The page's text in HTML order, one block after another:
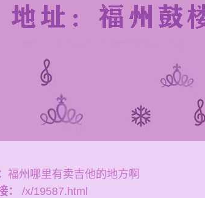
福州哪里有卖吉他的地方啊
：
/x/19587.html